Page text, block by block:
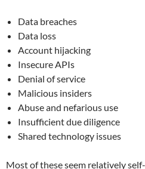
Data breaches
Data loss
Account hijacking
Insecure APIs
Denial of service
Malicious insiders
Abuse and nefarious use
Insufficient due diligence
Shared technology issues
Most of these seem relatively